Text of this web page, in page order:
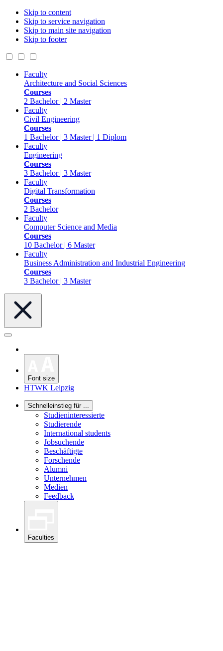
Skip to content
Skip to service navigation
Skip to main site navigation
Skip to footer
Faculty
Architecture and Social Sciences
Courses
2 Bachelor | 2 Master
Faculty
Civil Engineering
Courses
1 Bachelor | 3 Master | 1 Diplom
Faculty
Engineering
Courses
3 Bachelor | 3 Master
Faculty
Digital Transformation
Courses
2 Bachelor
Faculty
Computer Science and Media
Courses
10 Bachelor | 6 Master
Faculty
Business Administration and Industrial Engineering
Courses
3 Bachelor | 3 Master
Font size
HTWK Leipzig
Schnelleinstieg für ...
Studieninteressierte
Studierende
International students
Jobsuchende
Beschäftigte
Forschende
Alumni
Unternehmen
Medien
Feedback
Faculties